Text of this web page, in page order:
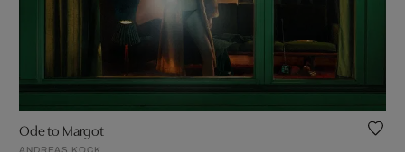
Ode to Margot
ANDREAS KOCK